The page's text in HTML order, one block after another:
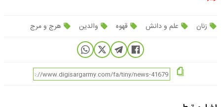
زنان علم و دانش قهوه والدین هرج و مرج